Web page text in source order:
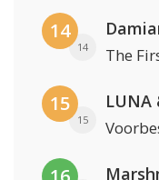
14
14 The
15
15
LUNA